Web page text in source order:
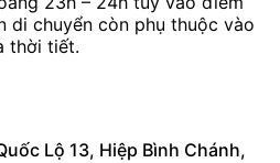
di chuyển còn phụ thuộc vào
thời tiết.
Lộ 13, Hiệp Bình Chánh,